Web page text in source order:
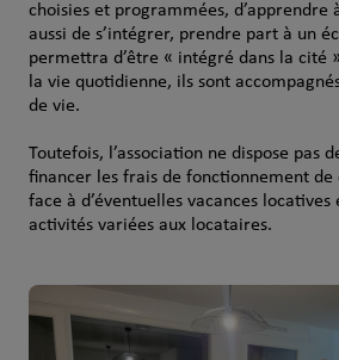
choisies et programmées, d’apprendre
aussi de s’intégrer, prendre part à un
permettra d’être « intégré dans la cité
la vie quotidienne, ils sont
de vie.
Toutefois, l’association ne dispose pas
financer les frais de fonctionnement de
face à d’éventuelles vacances locatives
activités variées aux locataires.